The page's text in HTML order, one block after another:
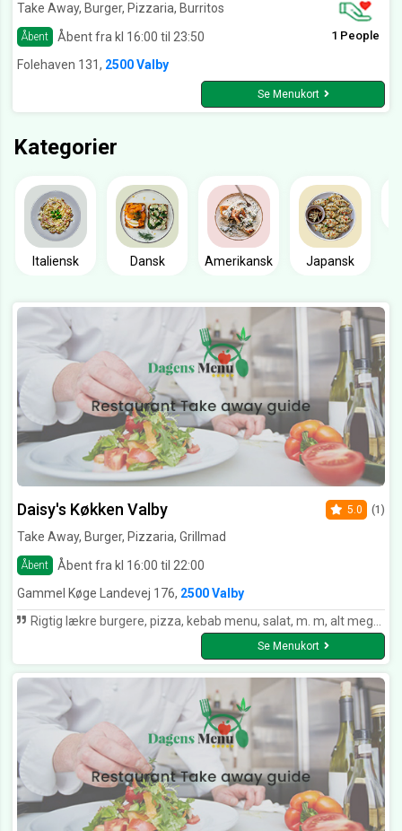
Take Away, Burger, Pizzaria, Burritos
Åbent Åbent fra kl 16:00 til 23:50 1 People
Folehaven 131, 2500 Valby
Se Menukort
Kategorier
Italiensk Dansk Amerikansk Japansk
Daisy's Køkken Valby
Take Away, Burger, Pizzaria, Grillmad
Åbent Åbent fra kl 16:00 til 22:00
5.0 (1)
Gammel Køge Landevej 176, 2500 Valby
Rigtig lækre burgere, pizza, kebab menu, salat, m. m, alt meget veltillavet, med friske gode varer og service i top! er bestemt stedet jeg vil få leveret fra igen!
Se Menukort